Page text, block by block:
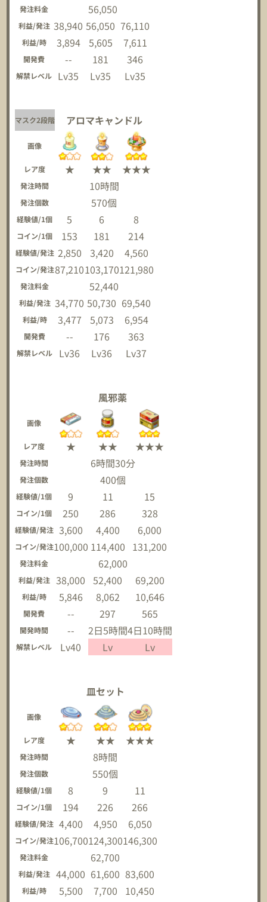
発注料金 56,050
利益/発注 38,940 56,050 76,110
利益/時 3,894 5,605 7,611
開発費 -- 181 346
解禁レベル Lv35 Lv35 Lv35
マスク2段階 アロマキャンドル
画像
レア度 ★ ★★ ★★★
発注時間 10時間
発注個数 570個
経験値/1個 5 6 8
コイン/1個 153 181 214
経験値/発注 2,850 3,420 4,560
コイン/発注87,210103,170121,980
発注料金 52,440
利益/発注 34,770 50,730 69,540
利益/時 3,477 5,073 6,954
開発費 -- 176 363
解禁レベル Lv36 Lv36 Lv37
風邪薬
画像
レア度 ★ ★★ ★★★
発注時間 6時間30分
発注個数 400個
経験値/1個 9 11 15
コイン/1個 250 286 328
経験値/発注 3,600 4,400 6,000
コイン/発注100,000 114,400 131,200
発注料金 62,000
利益/発注 38,000 52,400 69,200
利益/時 5,846 8,062 10,646
開発費 -- 297 565
開発時間 -- 2日5時間4日10時間
解禁レベル Lv40 Lv Lv
皿セット
画像
レア度 ★ ★★ ★★★
発注時間 8時間
発注個数 550個
経験値/1個 8 9 11
コイン/1個 194 226 266
経験値/発注 4,400 4,950 6,050
コイン/発注106,700124,300146,300
発注料金 62,700
利益/発注 44,000 61,600 83,600
利益/時 5,500 7,700 10,450